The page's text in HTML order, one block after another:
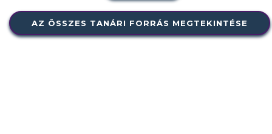
AZ ÖSSZES TANÁRI FORRÁS MEGTEKINTÉSE